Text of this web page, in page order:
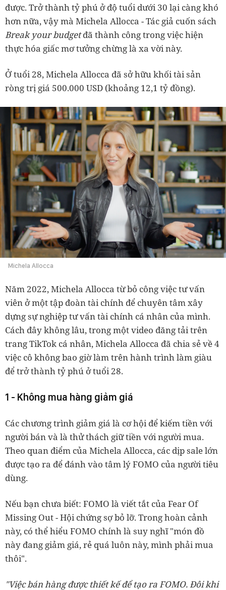
được. Trở thành tỷ phú ở độ tuổi dưới 30 lại càng khó
hơn nữa, vậy mà Michela Allocca - Tác giả cuốn sách
Break your budgetđã thành công trong việc hiện
thực hóa giấc mơ tưởng chừng là xa vời này.
Ở tuổi 28, Michela Allocca đã sở hữu khối tài sản
ròng trị giá 500.000 USD (khoảng 12,1 tỷ đồng).
Michela Allocca
Năm 2022, Michela Allocca từ bỏ công việc tư vấn
viên ở một tập đoàn tài chính để chuyên tâm xây
dựng sự nghiệp tư vấn tài chính cá nhân của mình.
Cách đây không lâu, trong một video đăng tải trên
trang TikTok cá nhân, Michela Allocca đã chia sẻ về 4
việc cô không bao giờ làm trên hành trình làm giàu
để trở thành tỷ phú ở tuổi 28.
1 - Không mua hàng giảm giá
Các chương trình giảm giá là cơ hội để kiếm tiền với
người bán và là thử thách giữ tiền với người mua.
Theo quan điểm của Michela Allocca, các dịp sale lớn
được tạo ra để đánh vào tâm lý FOMO của người tiêu
dùng.
Nếu bạn chưa biết: FOMO là viết tắt của Fear Of
Missing Out - Hội chứng sợ bỏ lỡ. Trong hoàn cảnh
này, có thể hiểu FOMO chính là suy nghĩ "món đồ
này đang giảm giá, rẻ quá luôn này, mình phải mua
thôi".
"Việc bán hàng được thiết kế để tạo ra FOMO. Đôi khi